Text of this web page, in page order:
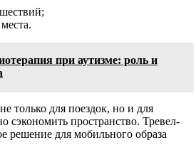
при аутизме: роль и
только для поездок, но и для
сэкономить пространство. Тревел-
решение для мобильного образа